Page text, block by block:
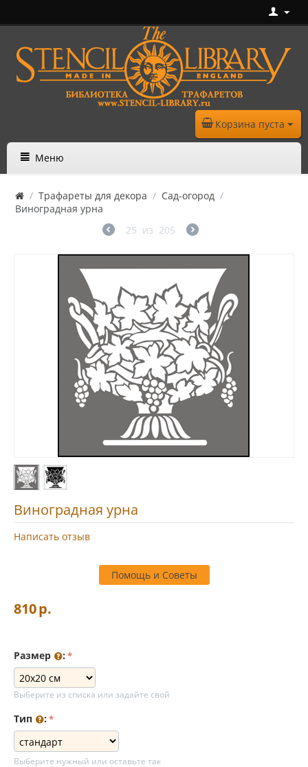
Корзина пуста
Меню
/ Трафареты для декора / Сад-огород /
Виноградная урна
25 из 205
Виноградная урна
Написать отзыв
Помощь и Советы
810р.
Размер :
Выберите из списка или задайте свой
Тип :
Выберите нужный или оставьте так